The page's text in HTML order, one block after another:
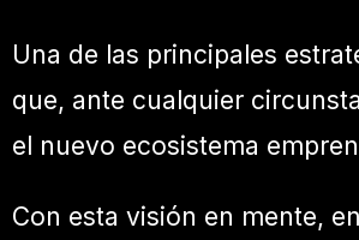
Una de las principales
que, ante cualquier
el nuevo ecosistema
Con esta visión en mente,